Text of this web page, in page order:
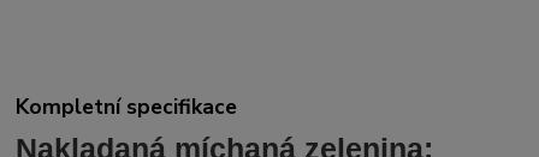
Kompletní specifikace
Nakladaná míchaná zelenina: